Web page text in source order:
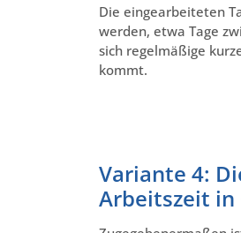
Die eingearbeiteten
werden, etwa Tage
sich regelmäßige
kommt.
Variante 4:
Arbeitszeit in